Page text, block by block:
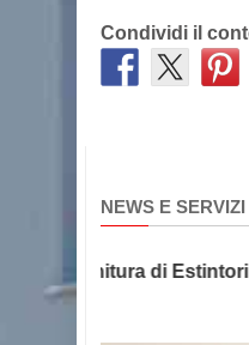
Condividi il
NEWS E
e Fornitura di Estintori